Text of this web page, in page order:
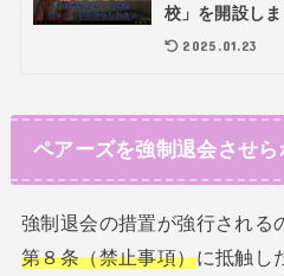
校」を開設しま
2025.01.23
ペアーズを強制退会させら
強制退会の措置が強行される
第８条（禁止事項）に抵触し